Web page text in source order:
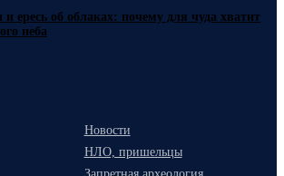
ересь об облаках: почему для чуда хватит
неба
Новости
НЛО, пришельцы